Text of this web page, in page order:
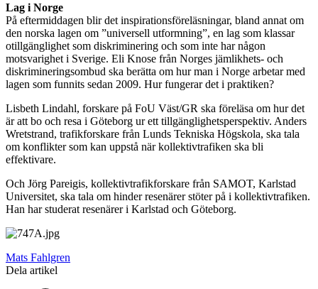
Lag i Norge
På eftermiddagen blir det inspirationsföreläsningar, bland annat om
den norska lagen om ”universell utformning”, en lag som klassar
otillgänglighet som diskriminering och som inte har någon
motsvarighet i Sverige. Eli Knose från Norges jämlikhets- och
diskrimineringsombud ska berätta om hur man i Norge arbetar med
lagen som funnits sedan 2009. Hur fungerar det i praktiken?
Lisbeth Lindahl, forskare på FoU Väst/GR ska föreläsa om hur det
är att bo och resa i Göteborg ur ett tillgänglighetsperspektiv. Anders
Wretstrand, trafikforskare från Lunds Tekniska Högskola, ska tala
om konflikter som kan uppstå när kollektivtrafiken ska bli
effektivare.
Och Jörg Pareigis, kollektivtrafikforskare från SAMOT, Karlstad
Universitet, ska tala om hinder resenärer stöter på i kollektivtrafiken.
Han har studerat resenärer i Karlstad och Göteborg.
Mats Fahlgren
Dela artikel